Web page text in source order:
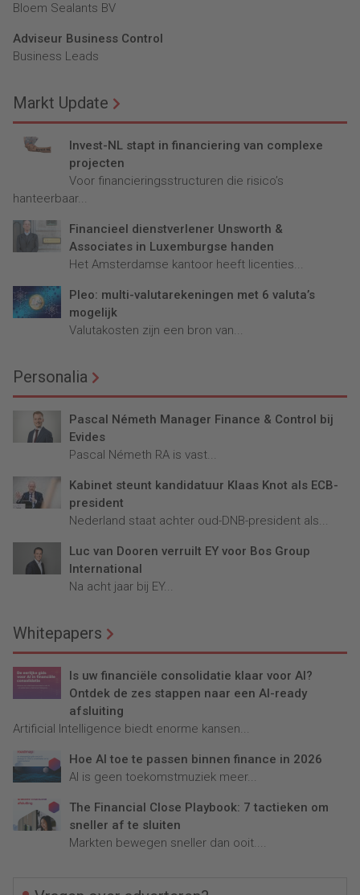
Bloem Sealants BV
Adviseur Business Control
Business Leads
Markt Update
Invest-NL stapt in financiering van complexe
projecten
Voor financieringsstructuren die risico’s
hanteerbaar...
Financieel dienstverlener Unsworth &
Associates in Luxemburgse handen
Het Amsterdamse kantoor heeft licenties...
Pleo: multi-valutarekeningen met 6 valuta’s
mogelijk
Valutakosten zijn een bron van...
Personalia
Pascal Németh Manager Finance & Control bij
Evides
Pascal Németh RA is vast...
Kabinet steunt kandidatuur Klaas Knot als ECB-
president
Nederland staat achter oud-DNB-president als...
Luc van Dooren verruilt EY voor Bos Group
International
Na acht jaar bij EY...
Whitepapers
Is uw financiële consolidatie klaar voor AI?
Ontdek de zes stappen naar een AI-ready
afsluiting
Artificial Intelligence biedt enorme kansen...
Hoe AI toe te passen binnen finance in 2026
AI is geen toekomstmuziek meer...
The Financial Close Playbook: 7 tactieken om
sneller af te sluiten
Markten bewegen sneller dan ooit....